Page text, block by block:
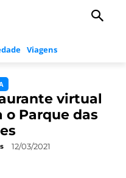
Viagens
virtual
o Parque das
12/03/2021